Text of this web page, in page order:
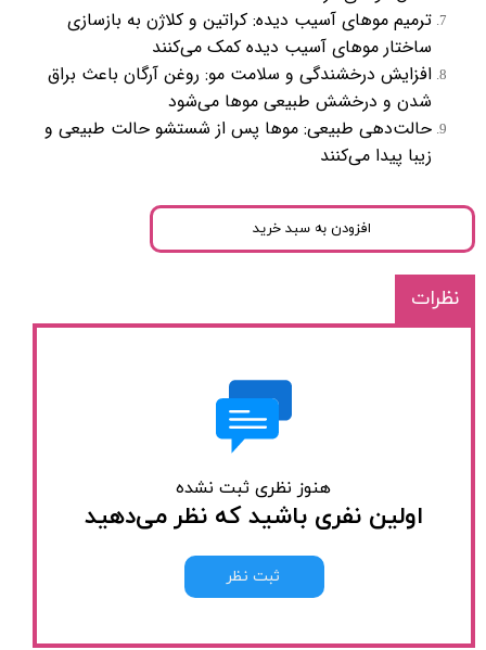
ترمیم موهای آسیب دیده: کراتین و کلاژن به بازسازی
ساختار موهای آسیب دیده کمک می‌کنند
افزایش درخشندگی و سلامت مو: روغن آرگان باعث براق
شدن و درخشش طبیعی موها می‌شود
حالت‌دهی طبیعی: موها پس از شستشو حالت طبیعی و
زیبا پیدا می‌کنند
افزودن به سبد خرید
نظرات
هنوز نظری ثبت نشده
اولین نفری باشید که نظر می‌دهید
ثبت نظر